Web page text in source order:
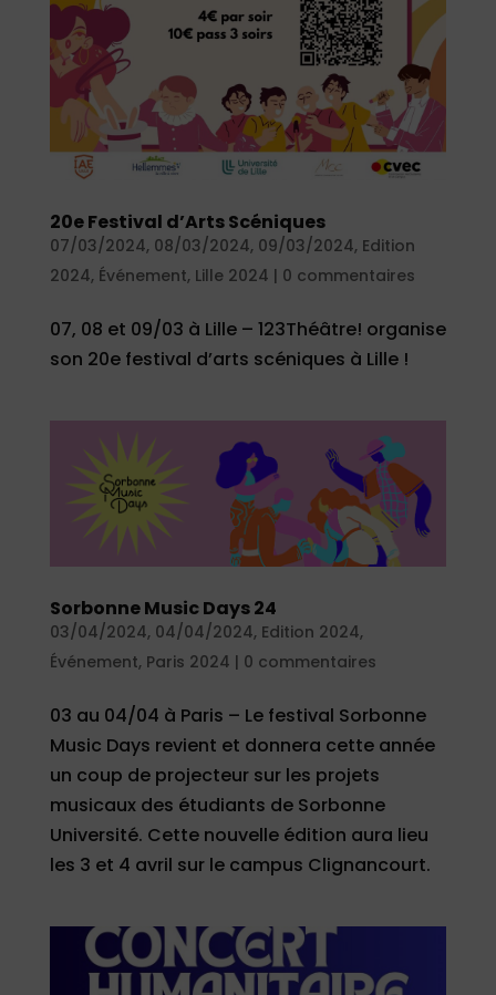
20e Festival d’Arts Scéniques
07/03/2024, 08/03/2024, 09/03/2024, Edition
2024, Événement, Lille 2024 | 0 commentaires
07, 08 et 09/03 à Lille – 123Théâtre! organise
son 20e festival d’arts scéniques à Lille !
Sorbonne Music Days 24
03/04/2024, 04/04/2024, Edition 2024,
Événement, Paris 2024 | 0 commentaires
03 au 04/04 à Paris – Le festival Sorbonne
Music Days revient et donnera cette année
un coup de projecteur sur les projets
musicaux des étudiants de Sorbonne
Université. Cette nouvelle édition aura lieu
les 3 et 4 avril sur le campus Clignancourt.